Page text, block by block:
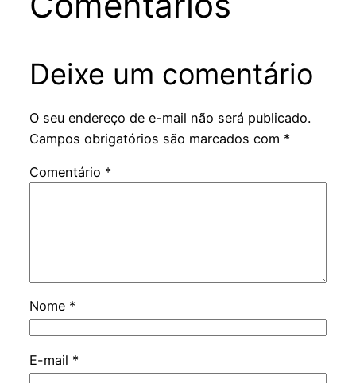
Deixe um comentário
O seu endereço de e-mail não será publicado.
Campos obrigatórios são marcados com *
Comentário *
Nome *
E-mail *